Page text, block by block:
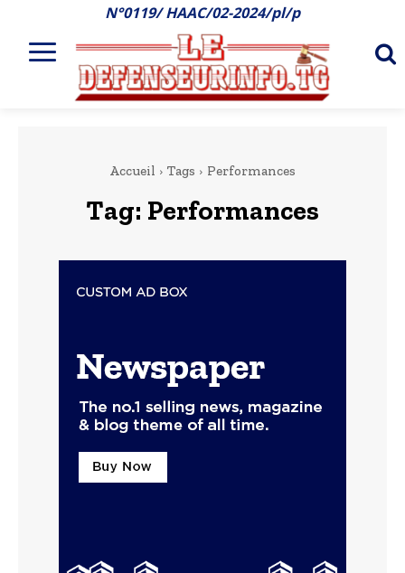
N°0119/ HAAC/02-2024/pl/p
Accueil Tags Performances
Tag: Performances